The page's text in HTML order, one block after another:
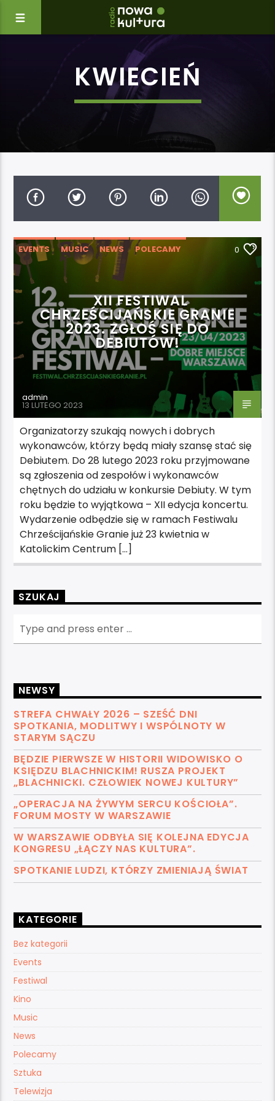
KWIECIEŃ
EVENTS MUSIC NEWS
POLECAMY
WYDARZENIA
0
XII FESTIWAL
CHRZEŚCIJAŃSKIE GRANIE
2023. ZGŁOŚ SIĘ DO
DEBIUTÓW!
admin
13 LUTEGO 2023
Organizatorzy szukają nowych i dobrych
wykonawców, którzy będą miały szansę stać się
Debiutem. Do 28 lutego 2023 roku przyjmowane
są zgłoszenia od zespołów i wykonawców
chętnych do udziału w konkursie Debiuty. W tym
roku będzie to wyjątkowa – XII edycja koncertu.
Wydarzenie odbędzie się w ramach Festiwalu
Chrześcijańskie Granie już 23 kwietnia w
Katolickim Centrum […]
SZUKAJ
NEWSY
STREFA CHWAŁY 2026 – SZEŚĆ DNI
SPOTKANIA, MODLITWY I WSPÓLNOTY W
STARYM SĄCZU
BĘDZIE PIERWSZE W HISTORII WIDOWISKO O
KSIĘDZU BLACHNICKIM! RUSZA PROJEKT
„BLACHNICKI. CZŁOWIEK NOWEJ KULTURY”
„OPERACJA NA ŻYWYM SERCU KOŚCIOŁA”.
FORUM MOSTY W WARSZAWIE
W WARSZAWIE ODBYŁA SIĘ KOLEJNA EDYCJA
KONGRESU „ŁĄCZY NAS KULTURA”.
SPOTKANIE LUDZI, KTÓRZY ZMIENIAJĄ ŚWIAT
KATEGORIE
Bez kategorii
Events
Festiwal
Kino
Music
News
Polecamy
Sztuka
Telewizja